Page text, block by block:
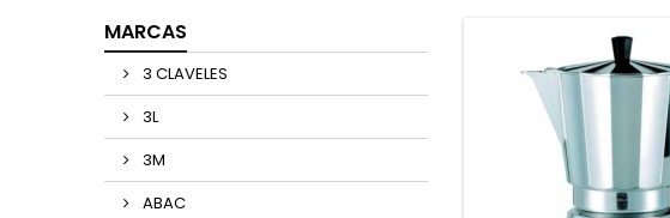
MARCAS
3 CLAVELES
3L
3M
ABAC